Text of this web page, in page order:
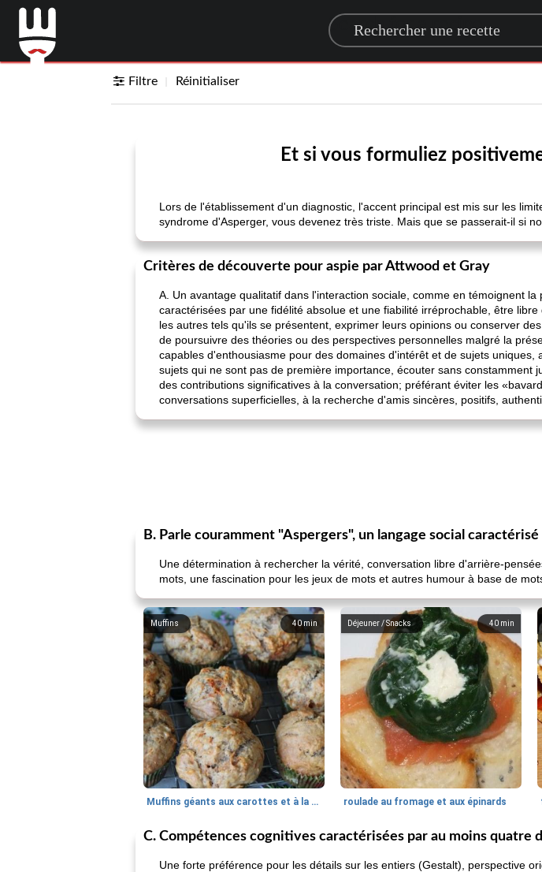
Search for a recipe
Filtre Réinitialiser
Et si vous formuliez
Lors de l'établissement d'un diagnostic, l'accent principal est mis sur les
syndrome d'Asperger, vous devenez très triste. Mais que se passerait-il si
Critères de découverte pour aspie par Attwood et Gray
A. Un avantage qualitatif dans l'interaction sociale, comme en témoignent
caractérisées par une fidélité absolue et une fiabilité irréprochable, être
les autres tels qu'ils se présentent, exprimer leurs opinions ou conserver
de poursuivre des théories ou des perspectives personnelles malgré la
capables d'enthousiasme pour des domaines d'intérêt et de sujets
sujets qui ne sont pas de première importance, écouter sans
des contributions significatives à la conversation; préférant éviter les
conversations superficielles, à la recherche d'amis sincères, positifs,
B. Parle couramment "Aspergers", un langage social
Une détermination à rechercher la vérité, conversation libre d'arrière-
mots, une fascination pour les jeux de mots et autres humour à base de
40 min
Muffins
Muffins géants aux carottes et à la banane de Nif
40 min
Déjeuner / Snacks
roulade au fromage et aux épinards
C. Compétences cognitives caractérisées par au moins quatre
Une forte préférence pour les détails sur les entiers (Gestalt), perspective